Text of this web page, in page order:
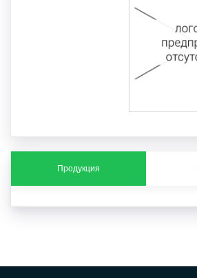
Продукция